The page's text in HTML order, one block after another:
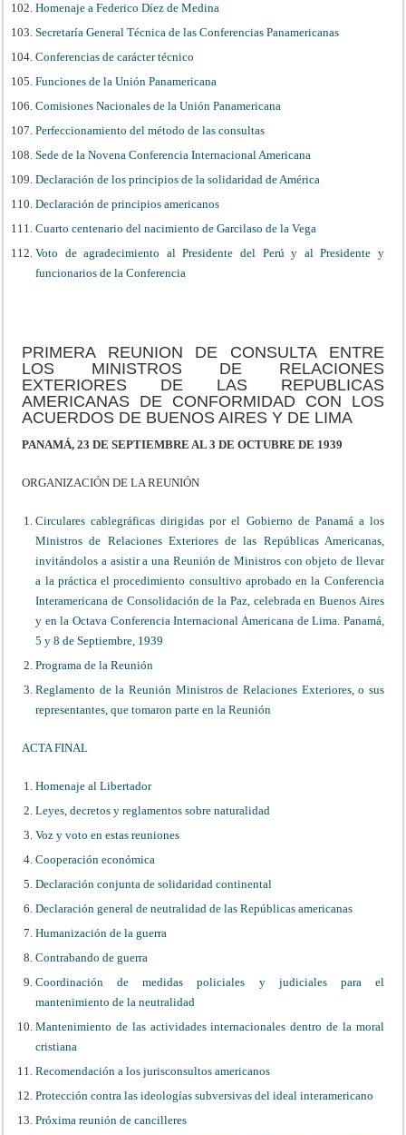
Homenaje a Federico Díez de Medina
Secretaría General Técnica de las Conferencias Panamericanas
Conferencias de carácter técnico
Funciones de la Unión Panamericana
Comisiones Nacionales de la Unión Panamericana
Perfeccionamiento del método de las consultas
Sede de la Novena Conferencia Internacional Americana
Declaración de los principios de la solidaridad de América
Declaración de principios americanos
Cuarto centenario del nacimiento de Garcilaso de la Vega
Voto de agradecimiento al Presidente del Perú y al Presidente y
funcionarios de la Conferencia
PRIMERA REUNION DE CONSULTA ENTRE
LOS MINISTROS DE RELACIONES
EXTERIORES DE LAS REPUBLICAS
AMERICANAS DE CONFORMIDAD CON LOS
ACUERDOS DE BUENOS AIRES Y DE LIMA
PANAMÁ, 23 DE SEPTIEMBRE AL 3 DE OCTUBRE DE 1939
ORGANIZACIÓN DE LA REUNIÓN
Circulares cablegráficas dirigidas por el Gobierno de Panamá a los
Ministros de Relaciones Exteriores de las Repúblicas Americanas,
invitándolos a asistir a una Reunión de Ministros con objeto de llevar
a la práctica el procedimiento consultivo aprobado en la Conferencia
Interamericana de Consolidación de la Paz, celebrada en Buenos Aires
y en la Octava Conferencia Internacional Americana de Lima. Panamá,
5 y 8 de Septiembre, 1939
Programa de la Reunión
Reglamento de la Reunión Ministros de Relaciones Exteriores, o sus
representantes, que tomaron parte en la Reunión
ACTA FINAL
Homenaje al Libertador
Leyes, decretos y reglamentos sobre naturalidad
Voz y voto en estas reuniones
Cooperación económica
Declaración conjunta de solidaridad continental
Declaración general de neutralidad de las Repúblicas americanas
Humanización de la guerra
Contrabando de guerra
Coordinación de medidas policiales y judiciales para el
mantenimiento de la neutralidad
Mantenimiento de las actividades internacionales dentro de la moral
cristiana
Recomendación a los jurisconsultos americanos
Protección contra las ideologías subversivas del ideal interamericano
Próxima reunión de cancilleres